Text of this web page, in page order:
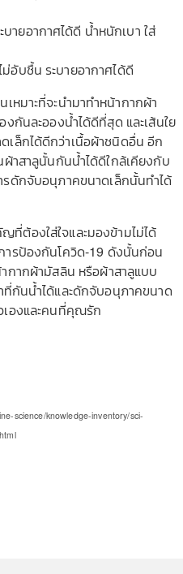
บายอากาศได้ดี น้ำหนักเบา ใส่
อับชื้น ระบายอากาศได้ดี
หมาะที่จะนำมาทำหน้ากากผ้า
กันละอองน้ำได้ดีที่สุด และเส้นใย
ล็กได้ดีกว่าเนื้อผ้าชนิดอื่น อีก
าสาลูนั้นกันน้ำได้ดีใกล้เคียงกับ
ดักจับอนุภาคขนาดเล็กนั้นทำได้
ต้องใส่ใจและมองข้ามไม่ได้
ารป้องกันโควิด-19 ดังนั้นก่อน
กากผ้ามัสลิน หรือผ้าสาลูแบบ
กันน้ำได้และดักจับอนุภาคขนาด
เองและคนที่คุณรัก
science/knowledge-inventory/sci-